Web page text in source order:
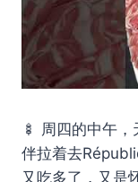
🍢 周四的中午
伴拉着去
又吃多了，又是